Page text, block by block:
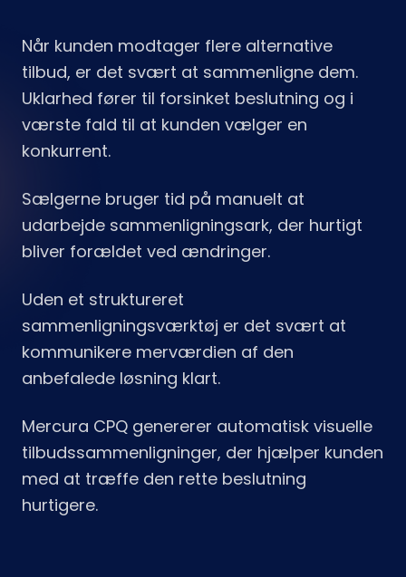
Når kunden modtager flere alternative
tilbud, er det svært at sammenligne dem.
Uklarhed fører til forsinket beslutning og i
værste fald til at kunden vælger en
konkurrent.
Sælgerne bruger tid på manuelt at
udarbejde sammenligningsark, der hurtigt
bliver forældet ved ændringer.
Uden et struktureret
sammenligningsværktøj er det svært at
kommunikere merværdien af den
anbefalede løsning klart.
Mercura CPQ genererer automatisk visuelle
tilbudssammenligninger, der hjælper kunden
med at træffe den rette beslutning
hurtigere.